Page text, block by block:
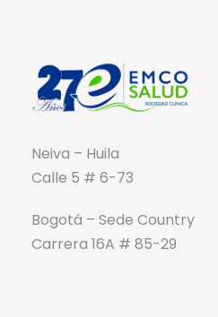
Neiva – Huila
Calle 5 # 6-73
Bogotá – Sede Country
Carrera 16A # 85-29